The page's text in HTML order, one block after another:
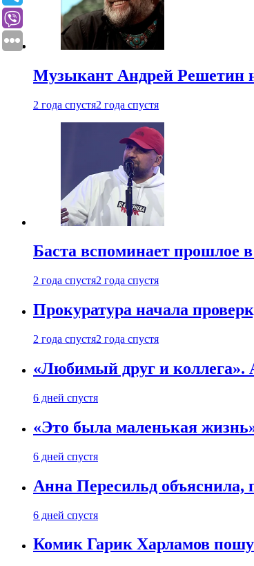
Музыкант Андрей Решетин
2 года спустя2 года спустя
Баста вспоминает прошлое
2 года спустя2 года спустя
Прокуратура начала
2 года спустя2 года спустя
«Любимый друг и коллега».
6 дней спустя
«Это была маленькая
6 дней спустя
Анна Пересильд объяснила,
6 дней спустя
Комик Гарик Харламов